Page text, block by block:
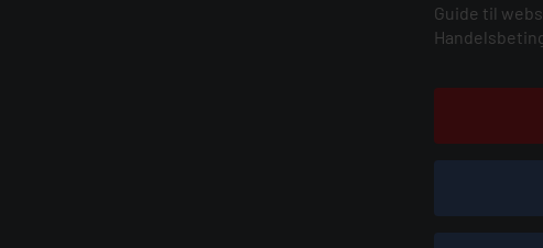
Guide til